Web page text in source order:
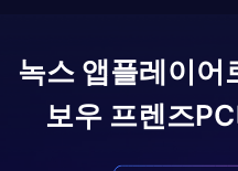
녹스 앱플레이어
보우 프렌즈